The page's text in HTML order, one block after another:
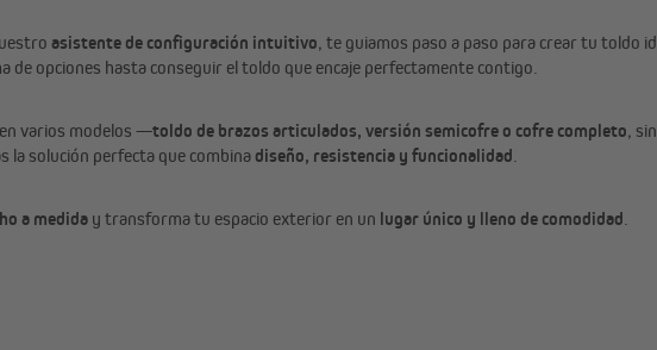
asistente de configuración intuitivo, te guiamos paso a paso para crear tu toldo
de opciones hasta conseguir el toldo que encaje perfectamente contigo.
varios modelos —toldo de brazos articulados, versión semicofre o cofre completo,
la solución perfecta que combina diseño, resistencia y funcionalidad.
a medida y transforma tu espacio exterior en un lugar único y lleno de comodidad.